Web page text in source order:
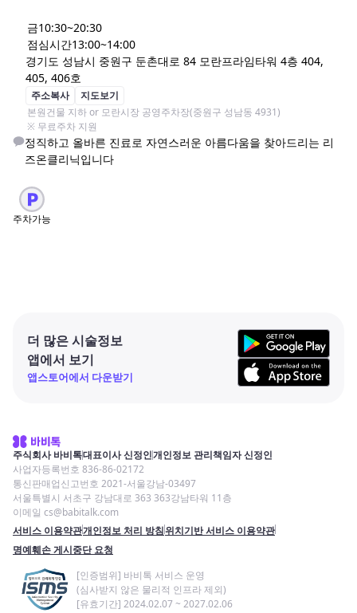
금10:30~20:30
점심시간13:00~14:00
경기도 성남시 중원구 둔촌대로 84 모란프라임타워 4층 404,
405, 406호
주소복사
지도보기
본원건물 지하 or 모란시장 공영주차장(중원구 성남동 4931)
※ 무료주차 지원
정직하고 올바른 진료로 자연스러운 아름다움을 찾아드리는 리
즈온클리닉입니다
주차가능
더 많은 시술정보
앱에서 보기
앱스토어에서 다운받기
주식회사 바비톡대표이사 신정인개인정보 관리책임자 신정인
사업자등록번호 836-86-02172
통신판매업신고번호 2021-서울강남-03497
서울특별시 서초구 강남대로 363 363강남타워 11층
이메일 cs@babitalk.com
서비스 이용약관개인정보 처리 방침위치기반 서비스 이용약관
명예훼손 게시중단 요청
[인증범위] 바비톡 서비스 운영
(심사받지 않은 물리적 인프라 제외)
[유효기간] 2024.02.07 ~ 2027.02.06